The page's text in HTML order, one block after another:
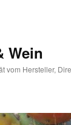
Wein
vom Hersteller,